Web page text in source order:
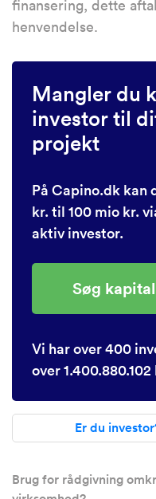
finansering, dette
henvendelse.
Mangler du
investor til
projekt
På Capino.dk kan
kr. til 100 mio kr.
aktiv investor.
Søg
Vi har over 400
over 1.400.880.102
Er du
Brug for rådgivning